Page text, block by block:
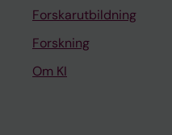
Forskarutbildning
Forskning
Om KI